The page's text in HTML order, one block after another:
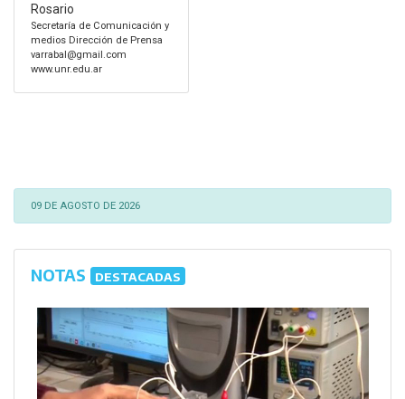
Rosario
Secretaría de Comunicación y
medios Dirección de Prensa
varrabal@gmail.com
www.unr.edu.ar
09 DE AGOSTO DE 2026
NOTAS DESTACADAS